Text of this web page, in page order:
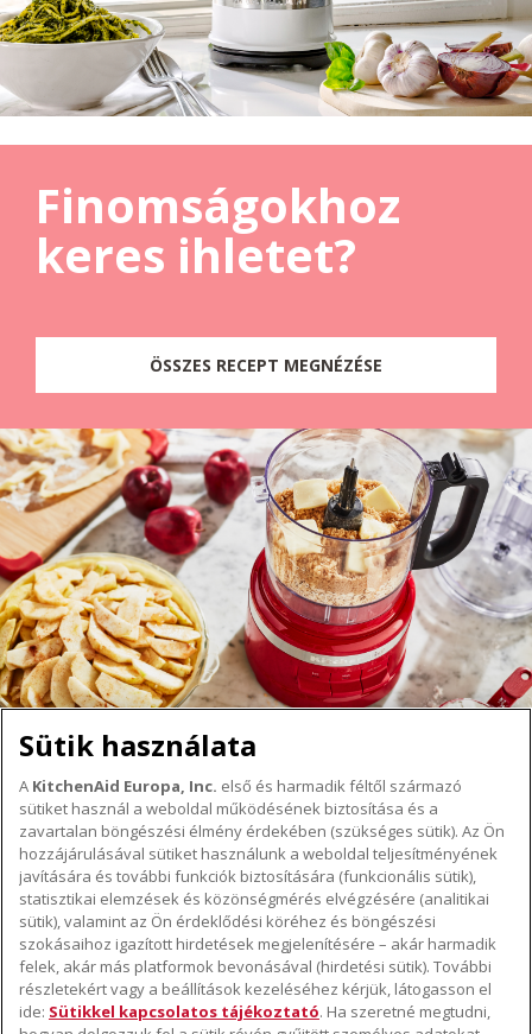
Finomságokhoz
keres ihletet?
ÖSSZES RECEPT MEGNÉZÉSE
A KITCHENAID MÁRKÁRÓL
A márka lényege
A márka története
ODR
TÁMOGATÁS
Hol lehet megvenni
Garancia és dokumentumok
Ügyfélszolgálat
KÖVESSEN BENNÜNKET
Sütik használata
A KitchenAid Europa, Inc. első és harmadik féltől származó
sütiket használ a weboldal működésének biztosítása és a
zavartalan böngészési élmény érdekében (szükséges sütik). Az Ön
hozzájárulásával sütiket használunk a weboldal teljesítményének
javítására és további funkciók biztosítására (funkcionális sütik),
statisztikai elemzések és közönségmérés elvégzésére (analitikai
sütik), valamint az Ön érdeklődési köréhez és böngészési
szokásaihoz igazított hirdetések megjelenítésére – akár harmadik
felek, akár más platformok bevonásával (hirdetési sütik). További
részletekért vagy a beállítások kezeléséhez kérjük, látogasson el
ide: Sütikkel kapcsolatos tájékoztató. Ha szeretné megtudni,